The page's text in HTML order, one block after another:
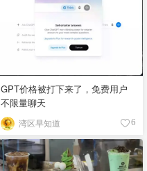
GPT价格被打下来了，免费用户
不限量聊天
湾区早知道 6